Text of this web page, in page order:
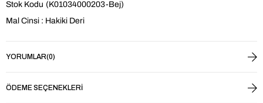
Stok Kodu (K01034000203-Bej)
Mal Cinsi : Hakiki Deri
YORUMLAR(0)
ÖDEME SEÇENEKLERI